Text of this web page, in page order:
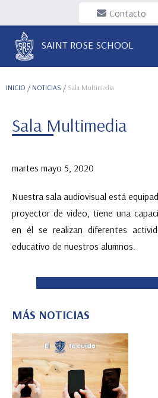
Contacto
SAINT ROSE SCHOOL
INICIO / NOTICIAS / Sala Multimedia
Sala Multimedia
martes mayo 5, 2020
Nuestra sala audiovisual está
proyector de video, tiene una
en él se realizan diferentes
educativo de nuestros alumnos.
MÁS NOTICIAS